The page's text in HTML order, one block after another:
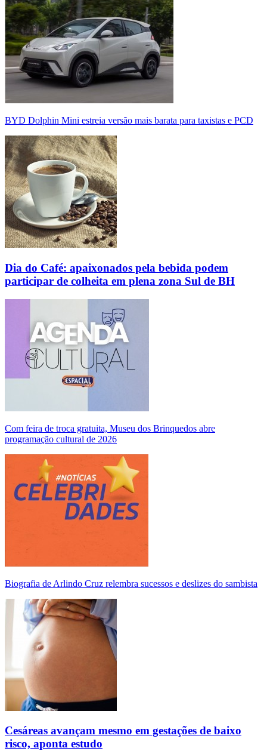
BYD Dolphin Mini estreia versão mais barata para taxistas e PCD
Dia do Café: apaixonados pela bebida podem
participar de colheita em plena zona Sul de BH
Com feira de troca gratuita, Museu dos Brinquedos abre
programação cultural de 2026
Biografia de Arlindo Cruz relembra sucessos e deslizes do sambista
Cesáreas avançam mesmo em gestações de baixo
risco, aponta estudo